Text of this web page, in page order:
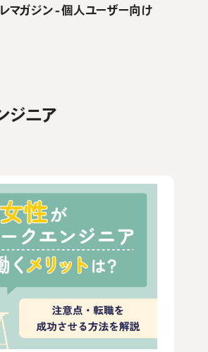
マガジン - 個人ユーザー向け
ジニア